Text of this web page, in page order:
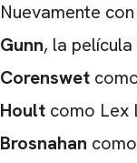
Nuevamente
Gunn, la
Corenswet
Hoult como Lex
Brosnahan